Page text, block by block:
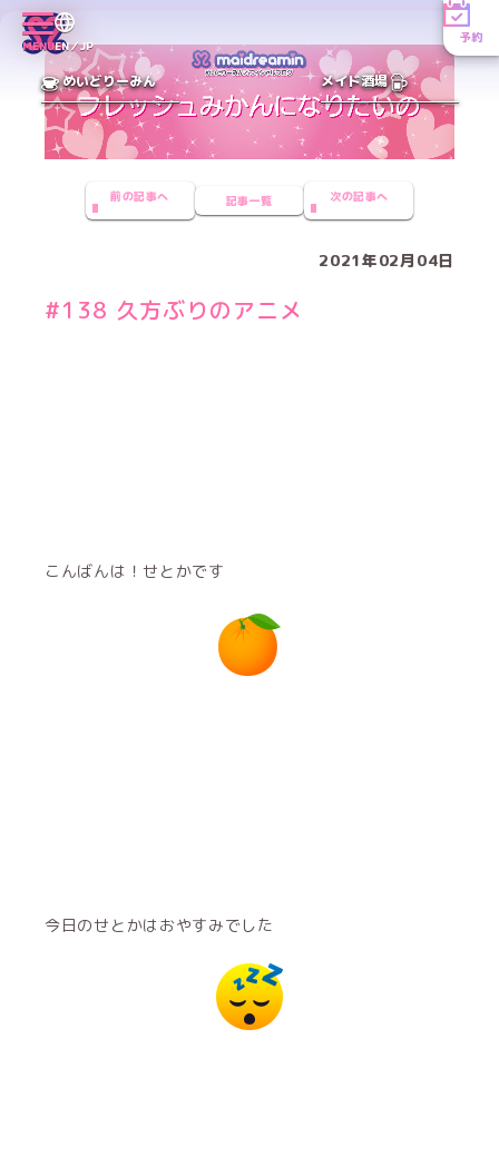
MENUEN／JP
予約
めいどりーみん メイド酒場
前の記事へ 記事一覧 次の記事へ
2021年02月04日
#138 久方ぶりのアニメ
こんばんは！せとかです
今日のせとかはおやすみでした